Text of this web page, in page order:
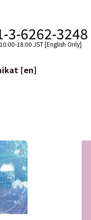
3-6262-3248
18:00 JST [English Only]
tunnistaminen
[en]